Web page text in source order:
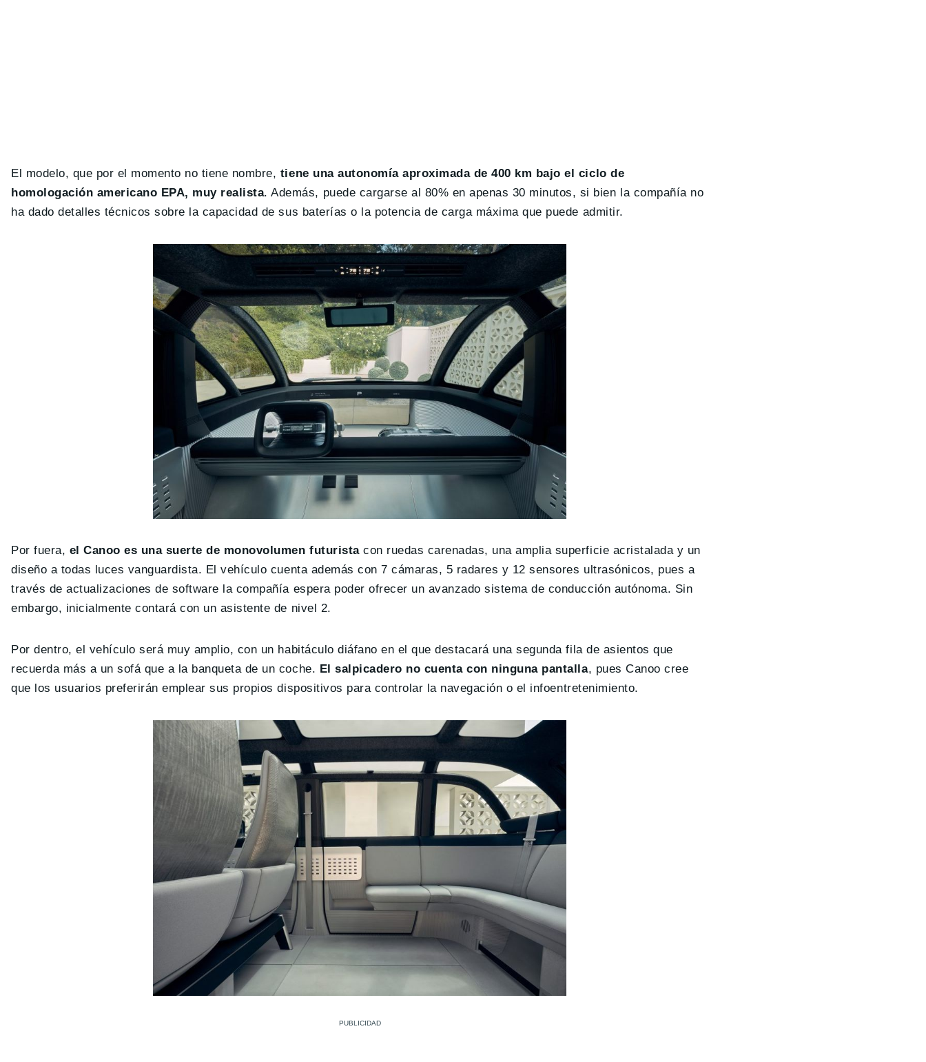
El modelo, que por el momento no tiene nombre, tiene una autonomía aproximada de 400 km bajo el ciclo de
homologación americano EPA, muy realista. Además, puede cargarse al 80% en apenas 30 minutos, si bien la compañía no
ha dado detalles técnicos sobre la capacidad de sus baterías o la potencia de carga máxima que puede admitir.
Por fuera, el Canoo es una suerte de monovolumen futuristacon ruedas carenadas, una amplia superficie acristalada y un
diseño a todas luces vanguardista. El vehículo cuenta además con 7 cámaras, 5 radares y 12 sensores ultrasónicos, pues a
través de actualizaciones de software la compañía espera poder ofrecer un avanzado sistema de conducción autónoma. Sin
embargo, inicialmente contará con un asistente de nivel 2.
Por dentro, el vehículo será muy amplio, con un habitáculo diáfano en el que destacará una segunda fila de asientos que
recuerda más a un sofá que a la banqueta de un coche. El salpicadero no cuenta con ninguna pantalla, pues Canoo cree
que los usuarios preferirán emplear sus propios dispositivos para controlar la navegación o el infoentretenimiento.